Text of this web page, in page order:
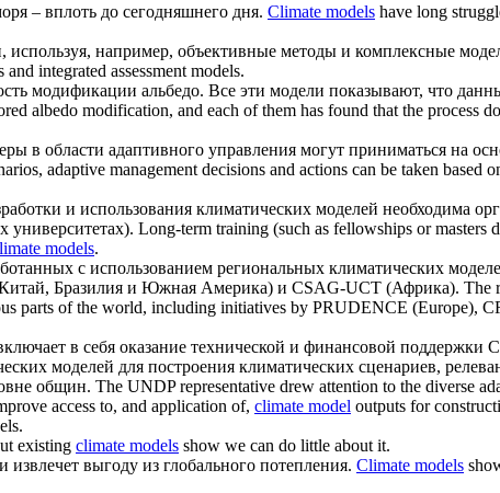
– вплоть до сегодняшнего дня. Climate models have long
используя, например, объективные методы и комплексные
integrated assessment models.
модификации альбедо. Все эти модели показывают, что
albedo modification, and each of them has found that the process
в области адаптивного управления могут приниматься на
adaptive management decisions and actions can be taken based
и использования климатических моделей необходима
университетах). Long-term training (such as fellowships or masters
models.
с использованием региональных климатических
Бразилия и Южная Америка) и CSAG-UCT (Африка). The
parts of the world, including initiatives by PRUDENCE (Europe),
в себя оказание технической и финансовой поддержки
моделей для построения климатических сценариев,
общин. The UNDP representative drew attention to the diverse
access to, and application of, climate model outputs for
existing climate models show we can do little about it.
выгоду из глобального потепления. Climate models